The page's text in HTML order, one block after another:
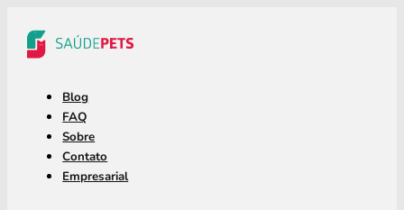
Blog
FAQ
Sobre
Contato
Empresarial